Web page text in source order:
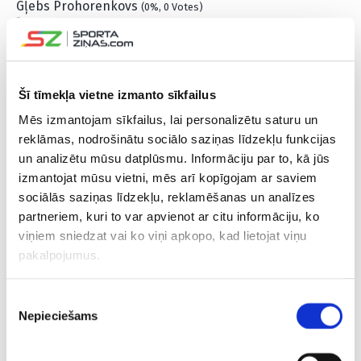
Šī tīmekļa vietne izmanto sīkfailus
Mēs izmantojam sīkfailus, lai personalizētu saturu un
reklāmas, nodrošinātu sociālo saziņas līdzekļu funkcijas
un analizētu mūsu datplūsmu. Informāciju par to, kā jūs
izmantojat mūsu vietni, mēs arī kopīgojam ar saviem
sociālās saziņas līdzekļu, reklamēšanas un analīzes
partneriem, kuri to var apvienot ar citu informāciju, ko
viņiem sniedzat vai ko viņi apkopo, kad lietojat viņu
pakalpojumus.
izvēle
Nepieciešams
Gļebs Prohorenkovs (0%, 0 Votes)
Oskars Lapinskis